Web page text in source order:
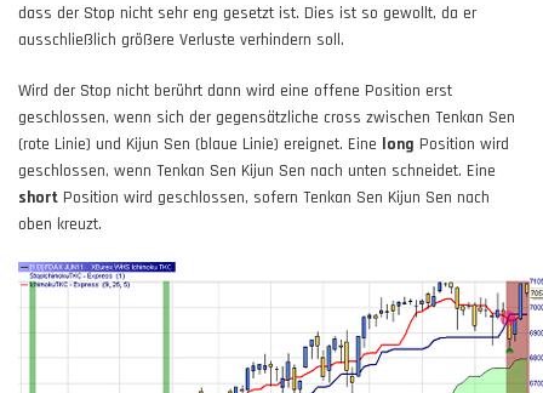
dass der Stop nicht sehr eng gesetzt ist. Dies ist so gewollt, da er
ausschließlich größere Verluste verhindern soll.
Wird der Stop nicht berührt dann wird eine offene Position erst
geschlossen, wenn sich der gegensätzliche cross zwischen Tenkan Sen
(rote Linie) und Kijun Sen (blaue Linie) ereignet. Eine long Position wird
geschlossen, wenn Tenkan Sen Kijun Sen nach unten schneidet. Eine
short Position wird geschlossen, sofern Tenkan Sen Kijun Sen nach
oben kreuzt.